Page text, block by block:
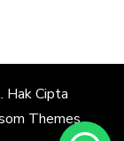
. Hak Cipta
Themes.